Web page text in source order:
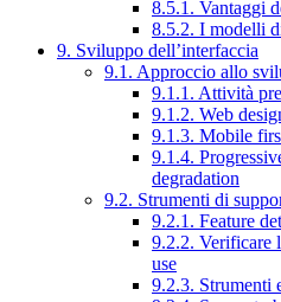
8.5.1. Vantaggi
8.5.2. I modelli
9. Sviluppo dell’interfaccia
9.1. Approccio allo
9.1.1. Attività
9.1.2. Web
9.1.3. Mobile
9.1.4.
degradation
9.2. Strumenti di
9.2.1. Feature
9.2.2. Verificare
use
9.2.3. Strumenti